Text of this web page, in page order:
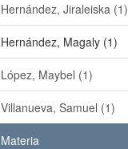
Hernández, Jiraleiska (1)
Hernández, Magaly (1)
López, Maybel (1)
Villanueva, Samuel (1)
Materia